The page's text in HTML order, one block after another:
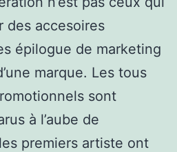
des accesoires
épilogue de marketing
marque. Les tous
sont
à l’aube de
premiers artiste ont